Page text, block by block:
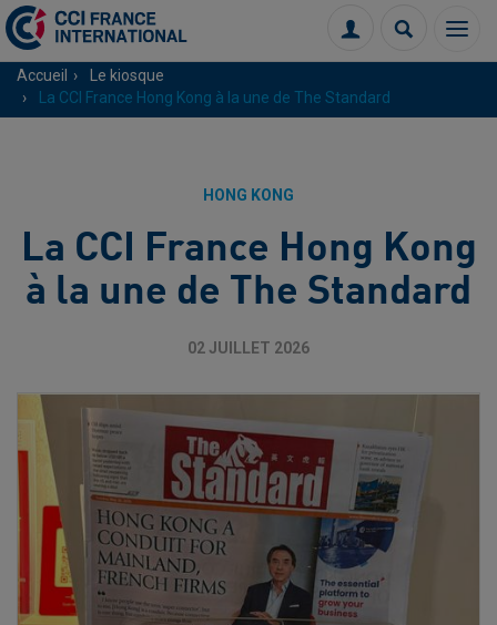
Menu
Connexion
Accueil
Le kiosque
La CCI France Hong Kong à la une de The Standard
HONG KONG
La CCI France Hong Kong
à la une de The Standard
02 JUILLET 2026